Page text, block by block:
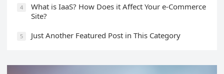
4
What is IaaS? How Does it Affect Your e-Commerce
Site?
5 Just Another Featured Post in This Category